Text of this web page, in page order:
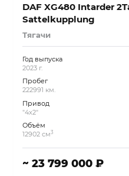
DAF XG480 Intarder
Sattelkupplung
Тягачи
Год выпуска
2023 г.
Пробег
222991 км.
Привод
"4x2"
Объём
12902 см3
~ 23 799 000 ₽